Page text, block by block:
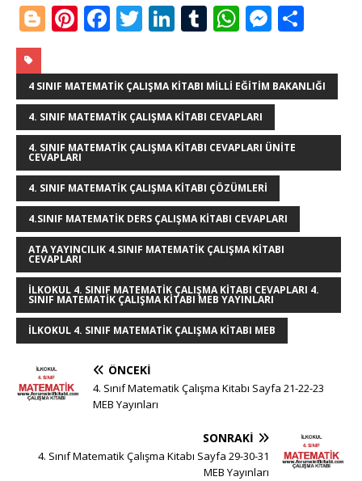
Bl
g
g
e
r
Pi
te
r
e
st
F
c
e
b
o
o
k
T
it
te
r
Li
k
e
dI
n
T
m
bl
r
W
at
s
A
p
p
M
ss
e
n
g
e
r
ar
e
4 SINIF MATEMATIK ÇALIŞMA KITABI MILLI EĞITIM BAKANLIĞI
4. SINIF MATEMATIK ÇALIŞMA KITABI CEVAPLARI
4. SINIF MATEMATIK ÇALIŞMA KITABI CEVAPLARI ÜNITE
CEVAPLARI
4. SINIF MATEMATIK ÇALIŞMA KITABI ÇÖZÜMLERI
4.SINIF MATEMATIK DERS ÇALIŞMA KITABI CEVAPLARI
ATA YAYINCILIK 4.SINIF MATEMATIK ÇALIŞMA KITABI
CEVAPLARI
ILKOKUL 4. SINIF MATEMATIK ÇALIŞMA KITABI CEVAPLARI 4.
SINIF MATEMATIK ÇALIŞMA KITABI MEB YAYINLARI
İLKOKUL 4. SINIF MATEMATIK ÇALIŞMA KITABI MEB
ÖNCEKI
4. Sınıf Matematik Çalışma Kitabı Sayfa 21-22-23
MEB Yayınları
SONRAKI
4. Sınıf Matematik Çalışma Kitabı Sayfa 29-30-31
MEB Yayınları